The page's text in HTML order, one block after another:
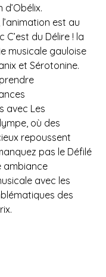
est au
du Délire ! la
musicale gauloise
et Sérotonine.
avec Les
où des
repoussent
pas le Défilé
ambiance
avec les
des